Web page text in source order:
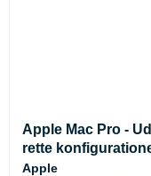
Apple Mac Pro -
rette
Apple